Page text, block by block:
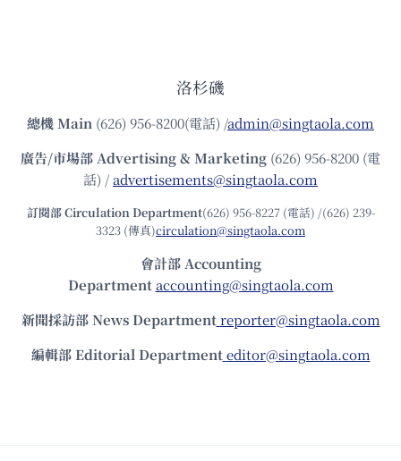
洛杉磯
總機Main (626) 956-8200(電話) /admin@singtaola.com
廣告/市場部Advertising & Marketing (626) 956-8200 (電
話) /advertisements@singtaola.com
訂閱部 Circulation Department(626) 956-8227 (電話) /(626) 239-
3323 (傳真)circulation@singtaola.com
會計部 Accounting
Department accounting@singtaola.com
新聞採訪部 News Department reporter@singtaola.com
編輯部 Editorial Department editor@singtaola.com